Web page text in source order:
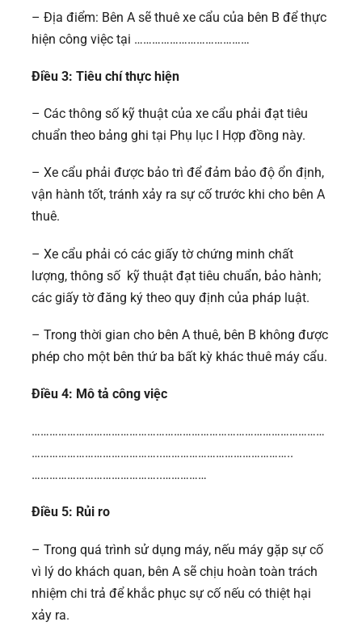
– Địa điểm: Bên A sẽ thuê xe cẩu của bên B để thực
hiện công việc tại …………………………………
Điều 3: Tiêu chí thực hiện
– Các thông số kỹ thuật của xe cẩu phải đạt tiêu
chuẩn theo bảng ghi tại Phụ lục I Hợp đồng này.
– Xe cẩu phải được bảo trì để đảm bảo độ ổn định,
vận hành tốt, tránh xảy ra sự cố trước khi cho bên A
thuê.
– Xe cẩu phải có các giấy tờ chứng minh chất
lượng, thông số kỹ thuật đạt tiêu chuẩn, bảo hành;
các giấy tờ đăng ký theo quy định của pháp luật.
– Trong thời gian cho bên A thuê, bên B không được
phép cho một bên thứ ba bất kỳ khác thuê máy cẩu.
Điều 4: Mô tả công việc
………………………………………………………………………………………
……………………………………..……………………………………..
……………………………………..……………
Điều 5: Rủi ro
– Trong quá trình sử dụng máy, nếu máy gặp sự cố
vì lý do khách quan, bên A sẽ chịu hoàn toàn trách
nhiệm chi trả để khắc phục sự cố nếu có thiệt hại
xảy ra.